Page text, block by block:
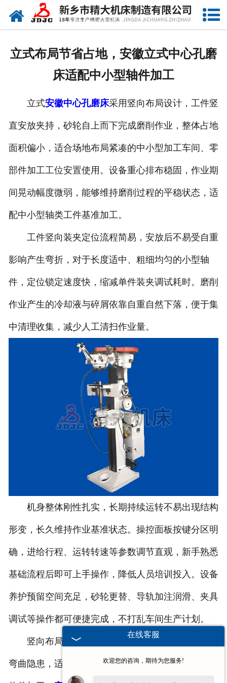
网站首页
视频中心
联系我们
立式布局节省占地，安徽立式中心孔磨
床适配中小型轴件加工
立式安徽中心孔磨床采用竖向布局设计，工件竖
直安放夹持，砂轮自上而下完成磨削作业，整体占地
面积偏小，适合场地布局紧凑的中小型加工车间、零
部件加工工位安置使用。设备重心排布稳固，作业期
间晃动幅度微弱，能够维持磨削过程的平稳状态，适
配中小型轴类工件基准加工。
工件竖向装夹定位流程简易，安放后不易受自重
影响产生弯折，对于长度适中、粗细均匀的小型轴
件，定位锁定速度快，缩减单件装夹调试耗时。磨削
作业产生的冷却液与碎屑依靠自重自然下落，便于集
中清理收集，减少人工清扫作业量。
机身整体刚性扎实，长期持续运转不易出现结构
形变，长久维持作业基准状态。操控面板按键分区明
确，进给行程、运转转速等参数调节直观，新手熟悉
基础流程后即可上手操作，降低人员培训投入。设备
养护预留空间充足，砂轮更替、导轨加注润滑、夹具
调试等操作都可便捷完成，不打乱车间生产计划。
竖向布局的装夹方式，可弱化细长轴件加工中的
弯曲隐患，适配电机轴、工具芯轴、仪表小型轴杆等
在线客服
欢迎您的咨询，期待为您服务!